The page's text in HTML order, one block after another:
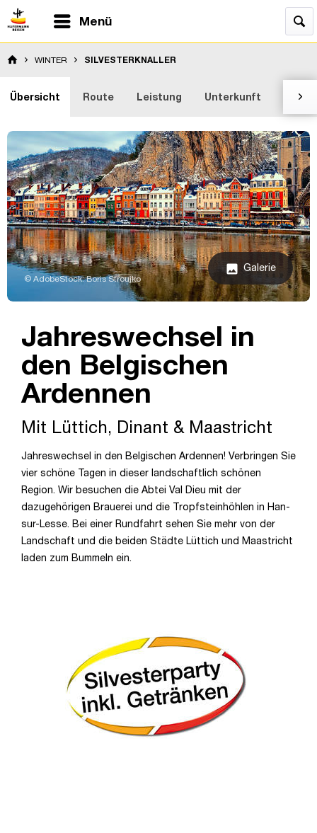
Menü
WINTER SILVESTERKNALLER
Übersicht Route Leistung Unterkunft 
image Galerie
© AdobeStock: Boris Stroujko
Jahreswechsel in
den Belgischen
Ardennen
Mit Lüttich, Dinant & Maastricht
Jahreswechsel in den Belgischen Ardennen! Verbringen Sie
vier schöne Tagen in dieser landschaftlich schönen
Region. Wir besuchen die Abtei Val Dieu mit der
dazugehörigen Brauerei und die Tropfsteinhöhlen in Han-
sur-Lesse. Bei einer Rundfahrt sehen Sie mehr von der
Landschaft und die beiden Städte Lüttich und Maastricht
laden zum Bummeln ein.